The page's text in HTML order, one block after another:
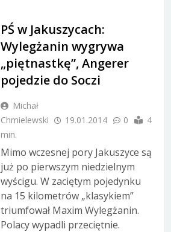
PŚ w Jakuszycach:
Wylegżanin wygrywa
„piętnastkę”, Angerer
pojedzie do Soczi
Michał
Chmielewski
19.01.2014 0
4
min.
Mimo wczesnej pory Jakuszyce są
już po pierwszym niedzielnym
wyścigu. W zaciętym pojedynku
na 15 kilometrów „klasykiem”
triumfował Maxim Wylegżanin.
Polacy wypadli przeciętnie.